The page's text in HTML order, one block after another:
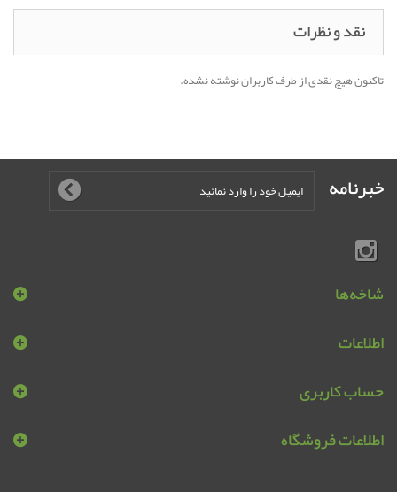
نقد و نظرات
تاکنون هیچ نقدی از طرف کاربران نوشته نشده.
خبرنامه
شاخه‌ها
اطلاعات
حساب کاربری
اطلاعات فروشگاه